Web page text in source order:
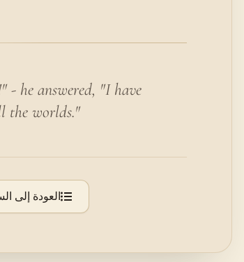
- he answered, "I have
the worlds."
العودة إلى